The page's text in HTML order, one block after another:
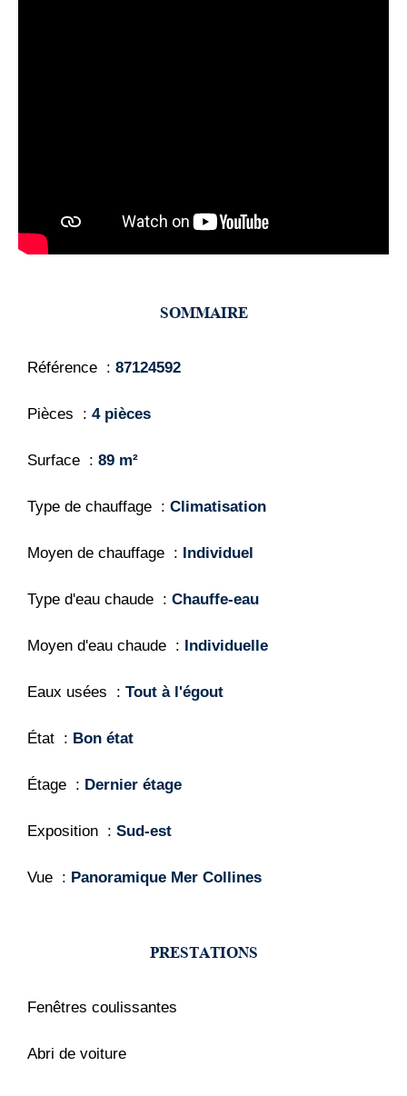
SOMMAIRE
Référence 87124592
Pièces 4 pièces
Surface 89 m²
Type de chauffage Climatisation
Moyen de chauffage Individuel
Type d'eau chaude Chauffe-eau
Moyen d'eau chaude Individuelle
Eaux usées Tout à l'égout
État Bon état
Étage Dernier étage
Exposition Sud-est
Vue Panoramique Mer Collines
PRESTATIONS
Fenêtres coulissantes
Abri de voiture